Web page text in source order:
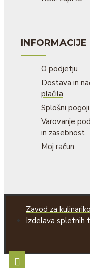
INFORMACIJE
O podjetju
Dostava in
plačila
Splošni pogoji
Varovanje
in zasebnost
Moj račun
Zavod za
Izdelava spletnih